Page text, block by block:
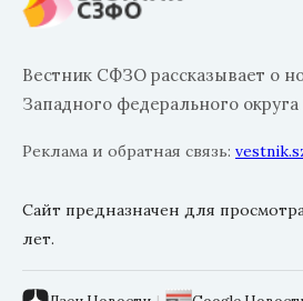
Вестник СФЗО рассказывает о
Западного федерального
Реклама и обратная связь:
Сайт предназначен для
лет.